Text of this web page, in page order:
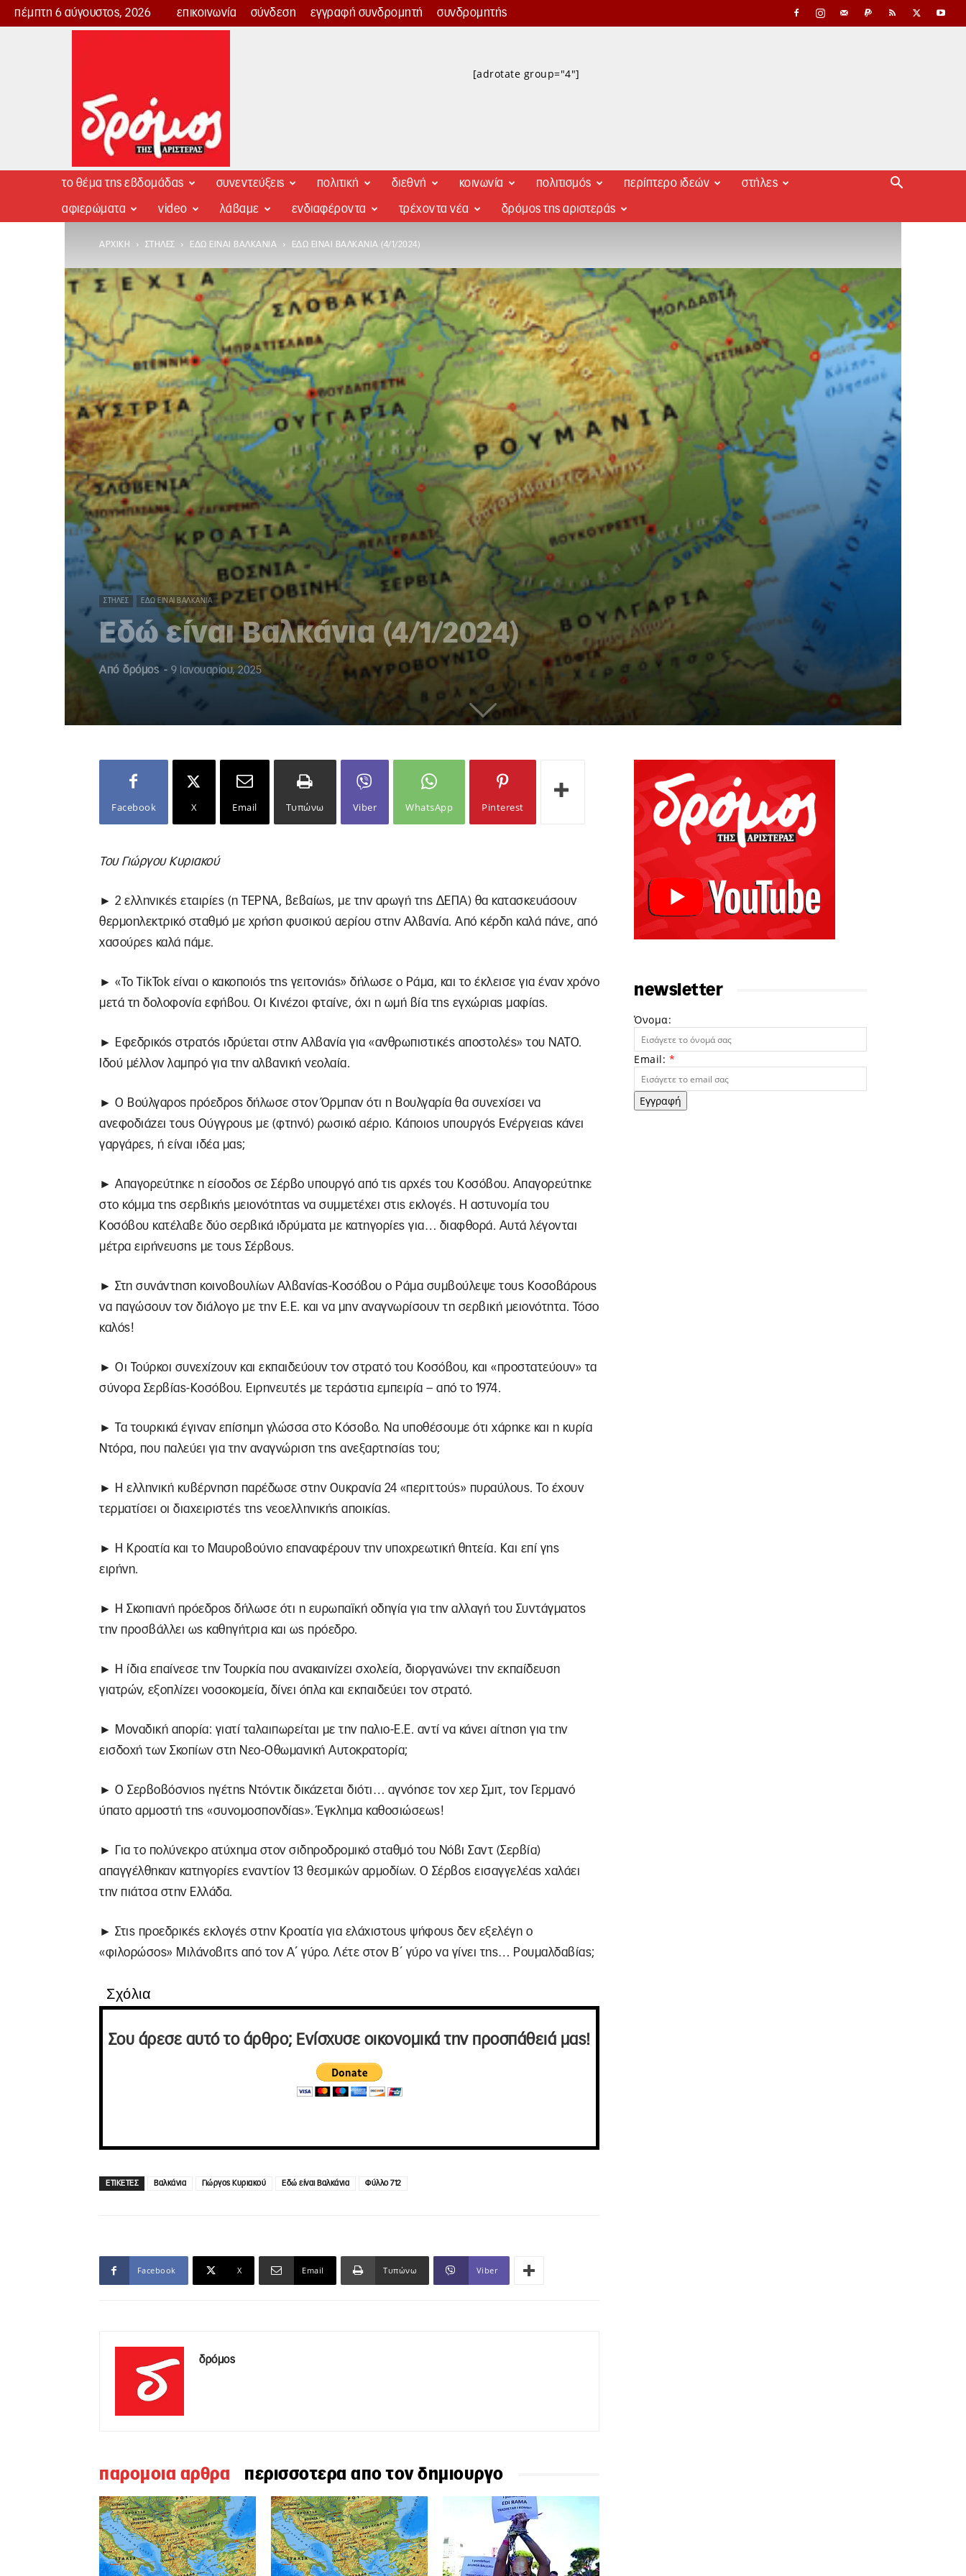
πέμπτη 6 αύγουστος, 2026 επικοινωνία σύνδεση εγγραφή συνδρομητή συνδρομητής
Δρόμος
[adrotate group="4"]
το θέμα της εβδομάδας συνεντεύξεις πολιτική διεθνή κοινωνία πολιτισμός περίπτερο ιδεών στήλες
αφιερώματα video λάβαμε ενδιαφέροντα τρέχοντα νέα δρόμος της αριστεράς
ΑΡΧΙΚΉ ΣΤΉΛΕΣ ΕΔΏ ΕΊΝΑΙ ΒΑΛΚΆΝΙΑ ΕΔΏ ΕΊΝΑΙ ΒΑΛΚΆΝΙΑ (4/1/2024)
ΣΤΉΛΕΣ ΕΔΏ ΕΊΝΑΙ ΒΑΛΚΆΝΙΑ
Εδώ είναι Βαλκάνια (4/1/2024)
Από δρόμος - 9 Ιανουαρίου, 2025
Facebook X Email Τυπώνω Viber WhatsApp Pinterest
Του Γιώργου Κυριακού
► 2 ελληνικές εταιρίες (η ΤΕΡΝΑ, βεβαίως, με την αρωγή της ΔΕΠΑ) θα κατασκευάσουν
θερμοηλεκτρικό σταθμό με χρήση φυσικού αερίου στην Αλβανία. Από κέρδη καλά πάνε, από
χασούρες καλά πάμε.
► «Το TikTok είναι ο κακοποιός της γειτονιάς» δήλωσε ο Ράμα, και το έκλεισε για έναν χρόνο
μετά τη δολοφονία εφήβου. Οι Κινέζοι φταίνε, όχι η ωμή βία της εγχώριας μαφίας.
► Εφεδρικός στρατός ιδρύεται στην Αλβανία για «ανθρωπιστικές αποστολές» του ΝΑΤΟ.
Ιδού μέλλον λαμπρό για την αλβανική νεολαία.
► Ο Βούλγαρος πρόεδρος δήλωσε στον Όρμπαν ότι η Βουλγαρία θα συνεχίσει να
ανεφοδιάζει τους Ούγγρους με (φτηνό) ρωσικό αέριο. Κάποιος υπουργός Ενέργειας κάνει
γαργάρες, ή είναι ιδέα μας;
► Απαγορεύτηκε η είσοδος σε Σέρβο υπουργό από τις αρχές του Κοσόβου. Απαγορεύτηκε
στο κόμμα της σερβικής μειονότητας να συμμετέχει στις εκλογές. Η αστυνομία του
Κοσόβου κατέλαβε δύο σερβικά ιδρύματα με κατηγορίες για… διαφθορά. Αυτά λέγονται
μέτρα ειρήνευσης με τους Σέρβους.
► Στη συνάντηση κοινοβουλίων Αλβανίας-Κοσόβου ο Ράμα συμβούλεψε τους Κοσοβάρους
να παγώσουν τον διάλογο με την Ε.Ε. και να μην αναγνωρίσουν τη σερβική μειονότητα. Τόσο
καλός!
► Οι Τούρκοι συνεχίζουν και εκπαιδεύουν τον στρατό του Κοσόβου, και «προστατεύουν» τα
σύνορα Σερβίας-Κοσόβου. Ειρηνευτές με τεράστια εμπειρία – από το 1974.
► Τα τουρκικά έγιναν επίσημη γλώσσα στο Κόσοβο. Να υποθέσουμε ότι χάρηκε και η κυρία
Ντόρα, που παλεύει για την αναγνώριση της ανεξαρτησίας του;
► Η ελληνική κυβέρνηση παρέδωσε στην Ουκρανία 24 «περιττούς» πυραύλους. Το έχουν
τερματίσει οι διαχειριστές της νεοελληνικής αποικίας.
► Η Κροατία και το Μαυροβούνιο επαναφέρουν την υποχρεωτική θητεία. Και επί γης
ειρήνη.
► Η Σκοπιανή πρόεδρος δήλωσε ότι η ευρωπαϊκή οδηγία για την αλλαγή του Συντάγματος
την προσβάλλει ως καθηγήτρια και ως πρόεδρο.
► Η ίδια επαίνεσε την Τουρκία που ανακαινίζει σχολεία, διοργανώνει την εκπαίδευση
γιατρών, εξοπλίζει νοσοκομεία, δίνει όπλα και εκπαιδεύει τον στρατό.
► Μοναδική απορία: γιατί ταλαιπωρείται με την παλιο-Ε.Ε. αντί να κάνει αίτηση για την
εισδοχή των Σκοπίων στη Νεο-Οθωμανική Αυτοκρατορία;
► Ο Σερβοβόσνιος ηγέτης Ντόντικ δικάζεται διότι… αγνόησε τον χερ Σμιτ, τον Γερμανό
ύπατο αρμοστή της «συνομοσπονδίας». Έγκλημα καθοσιώσεως!
► Για το πολύνεκρο ατύχημα στον σιδηροδρομικό σταθμό του Νόβι Σαντ (Σερβία)
απαγγέλθηκαν κατηγορίες εναντίον 13 θεσμικών αρμοδίων. Ο Σέρβος εισαγγελέας χαλάει
την πιάτσα στην Ελλάδα.
► Στις προεδρικές εκλογές στην Κροατία για ελάχιστους ψήφους δεν εξελέγη ο
«φιλορώσος» Μιλάνοβιτς από τον Α΄ γύρο. Λέτε στον Β΄ γύρο να γίνει της… Ρουμαλδαβίας;
Σχόλια
Σου άρεσε αυτό το άρθρο; Ενίσχυσε οικονομικά την προσπάθειά μας!
ΕΤΙΚΕΤΕΣ Βαλκάνια Γιώργος Κυριακού Εδώ είναι Βαλκάνια Φύλλο 712
Facebook X Email Τυπώνω Viber
δρόμος
παρομοια αρθρα περισσοτερα απο τον δημιουργο
newsletter
Όνομα:
Email: *
Εγγραφή